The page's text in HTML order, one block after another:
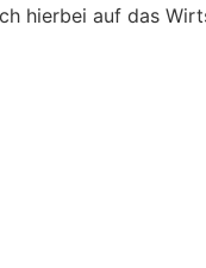
hierbei auf das